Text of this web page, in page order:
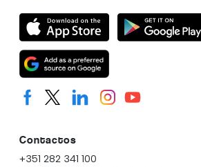
Contactos
+351 282 341 100